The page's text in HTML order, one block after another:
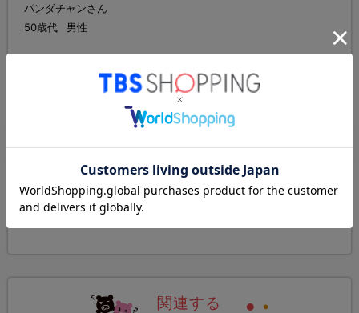
パンダチャンさん
50歳代
男性
すべてのレビューを見る（3件）
関連カテゴリ
関連する